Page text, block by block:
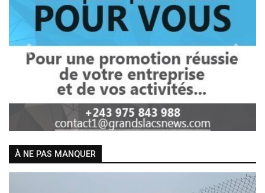
Previous Next
À NE PAS MANQUER